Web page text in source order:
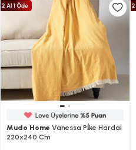
Mudo Home Vanessa Pi̇ke Hardal
220x240 Cm